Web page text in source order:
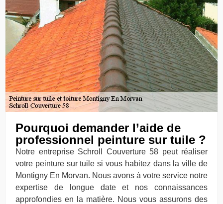
Pourquoi demander l’aide de
professionnel peinture sur tuile ?
Notre entreprise Schroll Couverture 58 peut réaliser
votre peinture sur tuile si vous habitez dans la ville de
Montigny En Morvan. Nous avons à votre service notre
expertise de longue date et nos connaissances
approfondies en la matière. Nous vous assurons des